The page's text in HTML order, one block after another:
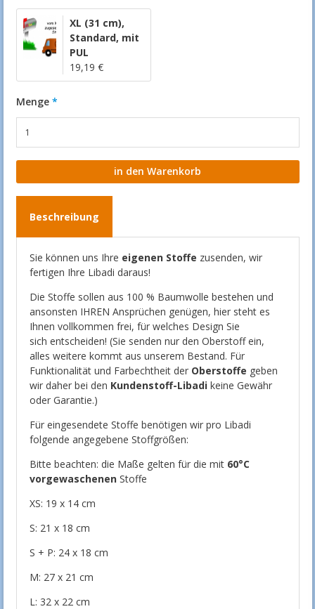
XL (31 cm),
Standard, mit
PUL
19,19 €
Menge
Beschreibung
Sie können uns Ihre eigenen Stoffe zusenden, wir
fertigen Ihre Libadi daraus!
Die Stoffe sollen aus 100 % Baumwolle bestehen und
ansonsten IHREN Ansprüchen genügen, hier steht es
Ihnen vollkommen frei, für welches Design Sie
sich entscheiden! (Sie senden nur den Oberstoff ein,
alles weitere kommt aus unserem Bestand. Für
Funktionalität und Farbechtheit der Oberstoffe geben
wir daher bei den Kundenstoff-Libadikeine Gewähr
oder Garantie.)
Für eingesendete Stoffe benötigen wir pro Libadi
folgende angegebene Stoffgrößen:
Bitte beachten: die Maße gelten für die mit 60°C
vorgewaschenenStoffe
XS: 19 x 14 cm
S: 21 x 18 cm
S + P: 24 x 18 cm
M: 27 x 21 cm
L: 32 x 22 cm